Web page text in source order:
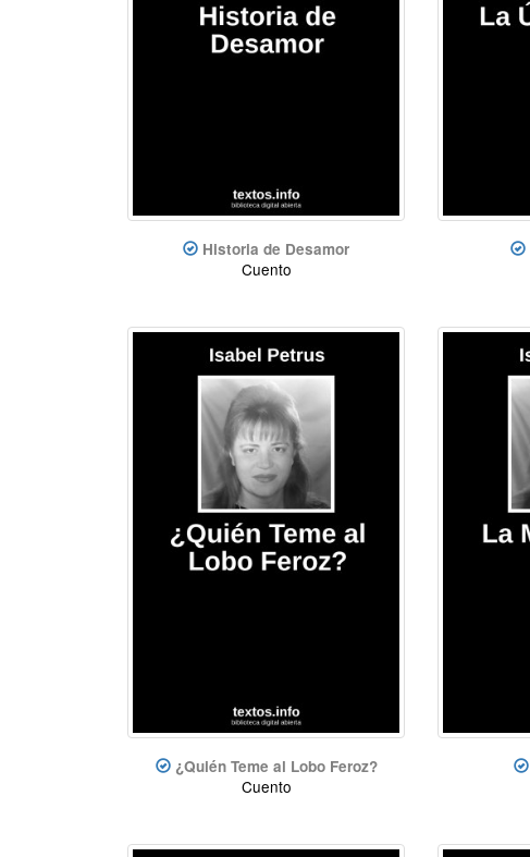
Historia de Desamor
Cuento
¿Quién Teme al Lobo Feroz?
Cuento